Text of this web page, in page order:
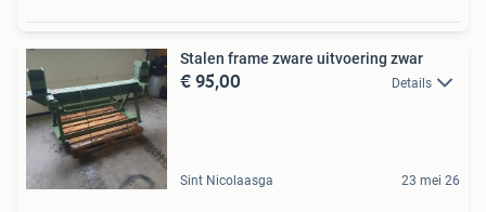
Stalen frame zware uitvoering zwar
€ 95,00 Details
Sint Nicolaasga 23 mei 26